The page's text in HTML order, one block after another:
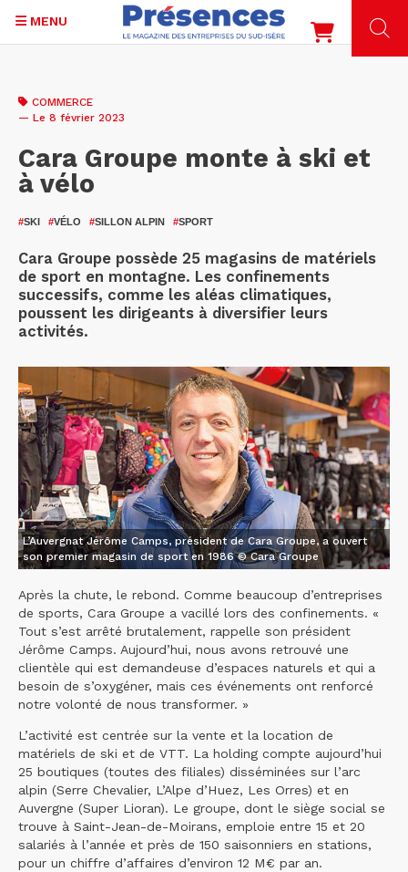
contenu
MENU
COMMERCE
— Le 8 février 2023
Cara Groupe monte à ski et
à vélo
#SKI #VÉLO #SILLON ALPIN #SPORT
Cara Groupe possède 25 magasins de matériels
de sport en montagne. Les confinements
successifs, comme les aléas climatiques,
poussent les dirigeants à diversifier leurs
activités.
L’Auvergnat Jérôme Camps, président de Cara Groupe, a ouvert
son premier magasin de sport en 1986 © Cara Groupe
Après la chute, le rebond. Comme beaucoup d’entreprises
de sports, Cara Groupe a vacillé lors des confinements. «
Tout s’est arrêté brutalement, rappelle son président
Jérôme Camps. Aujourd’hui, nous avons retrouvé une
clientèle qui est demandeuse d’espaces naturels et qui a
besoin de s’oxygéner, mais ces événements ont renforcé
notre volonté de nous transformer. »
L’activité est centrée sur la vente et la location de
matériels de ski et de VTT. La holding compte aujourd’hui
25 boutiques (toutes des filiales) disséminées sur l’arc
alpin (Serre Chevalier, L’Alpe d’Huez, Les Orres) et en
Auvergne (Super Lioran). Le groupe, dont le siège social se
trouve à Saint-Jean-de-Moirans, emploie entre 15 et 20
salariés à l’année et près de 150 saisonniers en stations,
pour un chiffre d’affaires d’environ 12 M€ par an.